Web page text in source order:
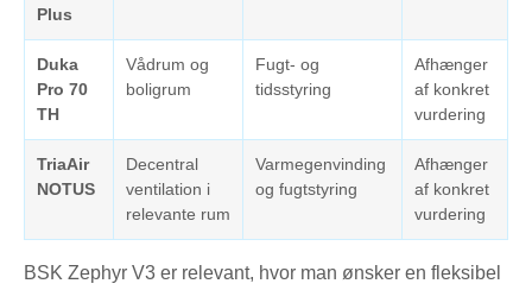
Plus
Duka
Pro 70
TH
Vådrum og
boligrum
Fugt- og
tidsstyring
Afhænger
af konkret
vurdering
TriaAir
NOTUS
Decentral
ventilation i
relevante rum
Varmegenvinding
og fugtstyring
Afhænger
af konkret
vurdering
BSK Zephyr V3 er relevant, hvor man ønsker en fleksibel